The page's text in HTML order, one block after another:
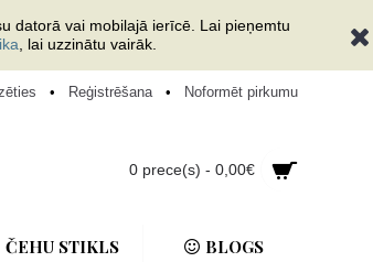
datorā vai mobilajā ierīcē. Lai pieņemtu
, lai uzzinātu vairāk.
• Reģistrēšana • Noformēt pirkumu
0 prece(s) - 0,00€
ČEHU STIKLS BLOGS